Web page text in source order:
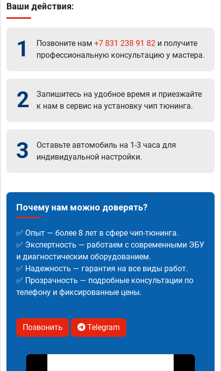
Ваши действия:
1 Позвоните нам +7 831 238 91 82 и получите
профессиональную консультацию у мастера.
2
Запишитесь на удобное время и приезжайте
к нам в сервис на установку чип тюнинга.
3
Оставьте автомобиль на 1-3 часа для
индивидуальной настройки.
Почему нам можно доверять?
✅ Опыт — более 8 лет в сфере чип-тюнинга.
✅ Экспертность — работаем с современными ЭБУ
и диагностическим оборудованием.
✅ Надежность — гарантия на все виды работ.
✅ Прозрачность — подробные консультации по
телефону и фиксированные цены.
Позвонить Telegram